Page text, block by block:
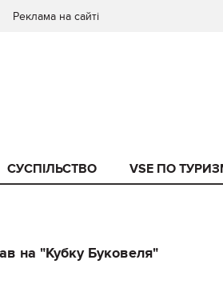
Реклама на сайті
СУСПІЛЬСТВО VSE ПО
на "Кубку Буковеля"